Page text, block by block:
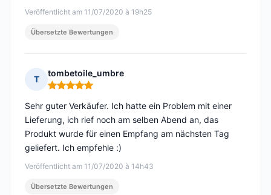
Veröffentlicht am 11/07/2020 à 19h25
Übersetzte Bewertungen
T
tombetoile_umbre
Hinweis: 5 von 5
Veröffentlicht am 11/07/2020 à 14h43
Sehr guter Verkäufer. Ich hatte ein Problem mit einer
Lieferung, ich rief noch am selben Abend an, das
Produkt wurde für einen Empfang am nächsten Tag
geliefert. Ich empfehle :)
Übersetzte Bewertungen